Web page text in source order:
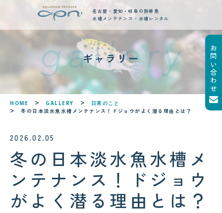
名古屋・愛知・岐阜の熱帯魚
水槽メンテナンス・水槽レンタル
new posts
最新ブログ記事
2026.08.04
サンゴが白くなる「白化現象」と
は？原因と対策をわかりやすく解
説
お問い合わせ
ギャラリー
HOME GALLERY 日常のこと
冬の日本淡水魚水槽メンテナンス！ドジョウがよく潜る理由とは？
2026.02.05
冬の日本淡水魚水槽メ
ンテナンス！ドジョウ
がよく潜る理由とは？